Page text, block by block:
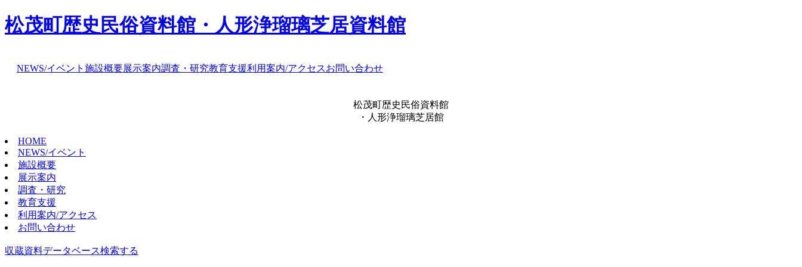
松茂町歴史民俗資料館・人形浄瑠璃芝居資料館
NEWS/イベント 施設概要展示案内調査・研究教育支援利用案内/アクセスお問い合わせ
松茂町歴史民俗資料館
・人形浄瑠璃芝居館
HOME
NEWS/イベント
施設概要
展示案内
調査・研究
教育支援
利用案内/アクセス
お問い合わせ
収蔵資料データベース検索する